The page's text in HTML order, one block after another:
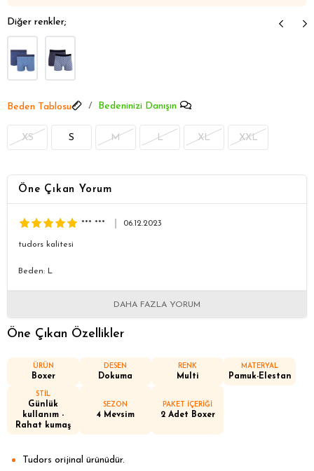
3 Adet 2'li Boxer 799,90 TL
Diğer renkler;
Beden Tablosu Bedeninizi Danışın
XS S M L XL XXL
Öne Çıkan Yorum
*** *** 06.12.2023
tudors kalitesi
Beden: L
DAHA FAZLA YORUM
Öne Çıkan Özellikler
ÜRÜN
Boxer
DESEN
Dokuma
RENK
Multi
MATERYAL
Pamuk-Elestan
STİL
Günlük
kullanım -
Rahat kumaş
SEZON
4 Mevsim
PAKET İÇERİĞİ
2 Adet Boxer
Tudors orijinal ürünüdür.